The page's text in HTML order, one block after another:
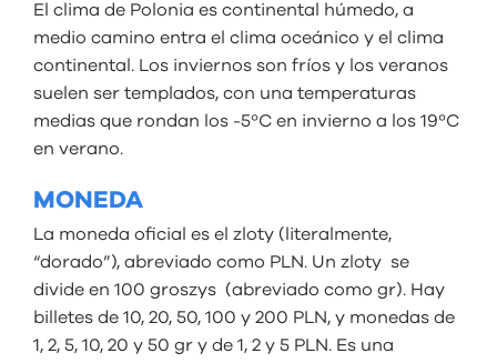
El clima de Polonia es continental húmedo, a
medio camino entra el clima oceánico y el clima
continental. Los inviernos son fríos y los veranos
suelen ser templados, con una temperaturas
medias que rondan los -5ºC en invierno a los 19ºC
en verano.
MONEDA
La moneda oficial es el zloty (literalmente,
“dorado”), abreviado como PLN. Un zloty se
divide en 100 groszys (abreviado como gr). Hay
billetes de 10, 20, 50, 100 y 200 PLN, y monedas de
1, 2, 5, 10, 20 y 50 gr y de 1, 2 y 5 PLN. Es una